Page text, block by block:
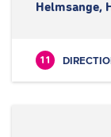
Helmsange,
11